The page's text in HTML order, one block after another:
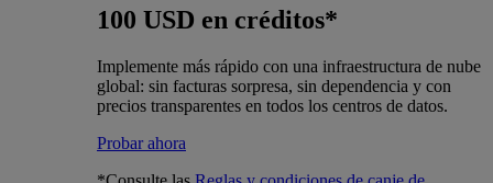
100 USD en créditos*
Implemente más rápido con una infraestructura de nube
global: sin facturas sorpresa, sin dependencia y con
precios transparentes en todos los centros de datos.
Probar ahora